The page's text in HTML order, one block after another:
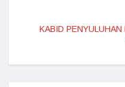
KABID